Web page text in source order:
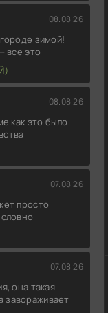
08.08.26
зимой!
все это
08.08.26
как это было
07.08.26
просто
07.08.26
она такая
завораживает